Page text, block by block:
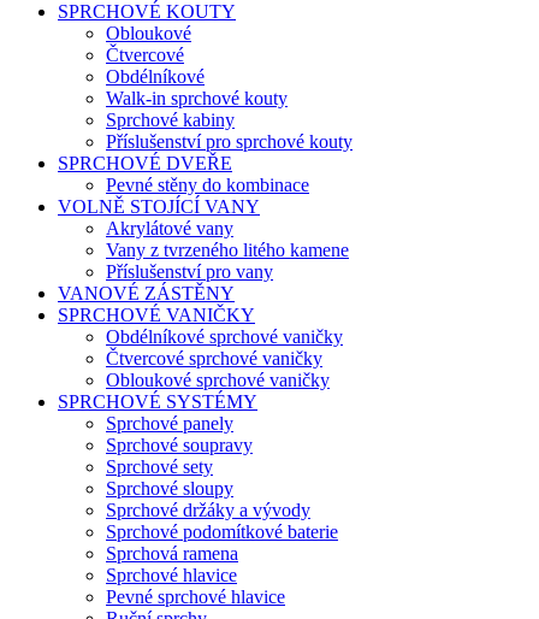
SPRCHOVÉ KOUTY
Obloukové
Čtvercové
Obdélníkové
Walk-in sprchové kouty
Sprchové kabiny
Příslušenství pro sprchové kouty
SPRCHOVÉ DVEŘE
Pevné stěny do kombinace
VOLNĚ STOJÍCÍ VANY
Akrylátové vany
Vany z tvrzeného litého kamene
Příslušenství pro vany
VANOVÉ ZÁSTĚNY
SPRCHOVÉ VANIČKY
Obdélníkové sprchové vaničky
Čtvercové sprchové vaničky
Obloukové sprchové vaničky
SPRCHOVÉ SYSTÉMY
Sprchové panely
Sprchové soupravy
Sprchové sety
Sprchové sloupy
Sprchové držáky a vývody
Sprchové podomítkové baterie
Sprchová ramena
Sprchové hlavice
Pevné sprchové hlavice